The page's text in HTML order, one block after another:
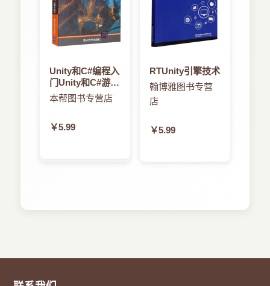
Unity和C#编程入
门Unity和C#游戏
编程入门
本帮图书专营店
￥5.99
RTUnity引擎技术
翰博雅图书专营
店
￥5.99